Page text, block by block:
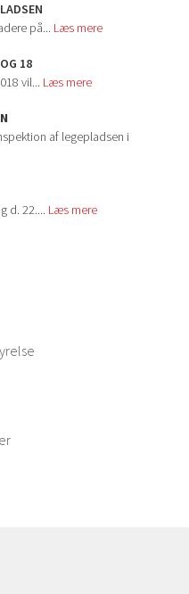
på... Læs mere
18
vil... Læs mere
af legepladsen i
d. 22.... Læs mere